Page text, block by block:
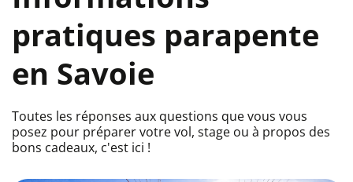
pratiques parapente
en Savoie
Toutes les réponses aux questions que vous vous
posez pour préparer votre vol, stage ou à propos des
bons cadeaux, c'est ici !